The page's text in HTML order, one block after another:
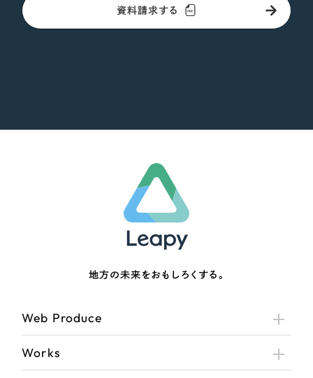
資料請求する
地方の未来をおもしろくする。
Web Produce
Works